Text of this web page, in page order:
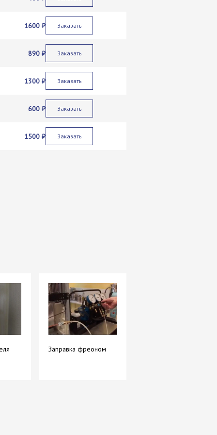
1600 ₽ Заказать
890 ₽ Заказать
1300 ₽ Заказать
600 ₽ Заказать
1500 ₽ Заказать
Заправка фреоном